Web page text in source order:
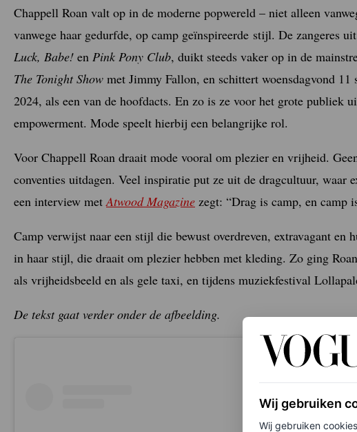
Chappell Roan valt op in de moderne popwereld – niet alleen
vanwege haar gedurfde, op camp geïnspireerde stijl. De zangeres
Luck, Babe! en Pink Pony Club, duikt steeds vaker op in de
The Tonight Show met Jimmy Fallon, en schittert woensdagvond
2024, als een van de hoofdacts. En zo is ze voor het grote publiek
empowerment. Mode speelt hierbij een belangrijke rol.
Voor Chappell Roan draait mode vooral om plezier en vrijheid.
conventies uitdagen. Veel inspiratie put ze uit de dragcultuur, waar
een interview metAtwood Magazine zegt: “Drag is camp, en camp
Camp verwijst naar een stijl die bewust overdreven, extravagant
in haar stijl, die draait om plezier hebben met kleding. Zo ging
als vrijheidsbeeld en als gele taxi, en tijdens muziekfestival
De tekst gaat verder onder de afbeelding.
Wij gebruiken
Wij gebruiken